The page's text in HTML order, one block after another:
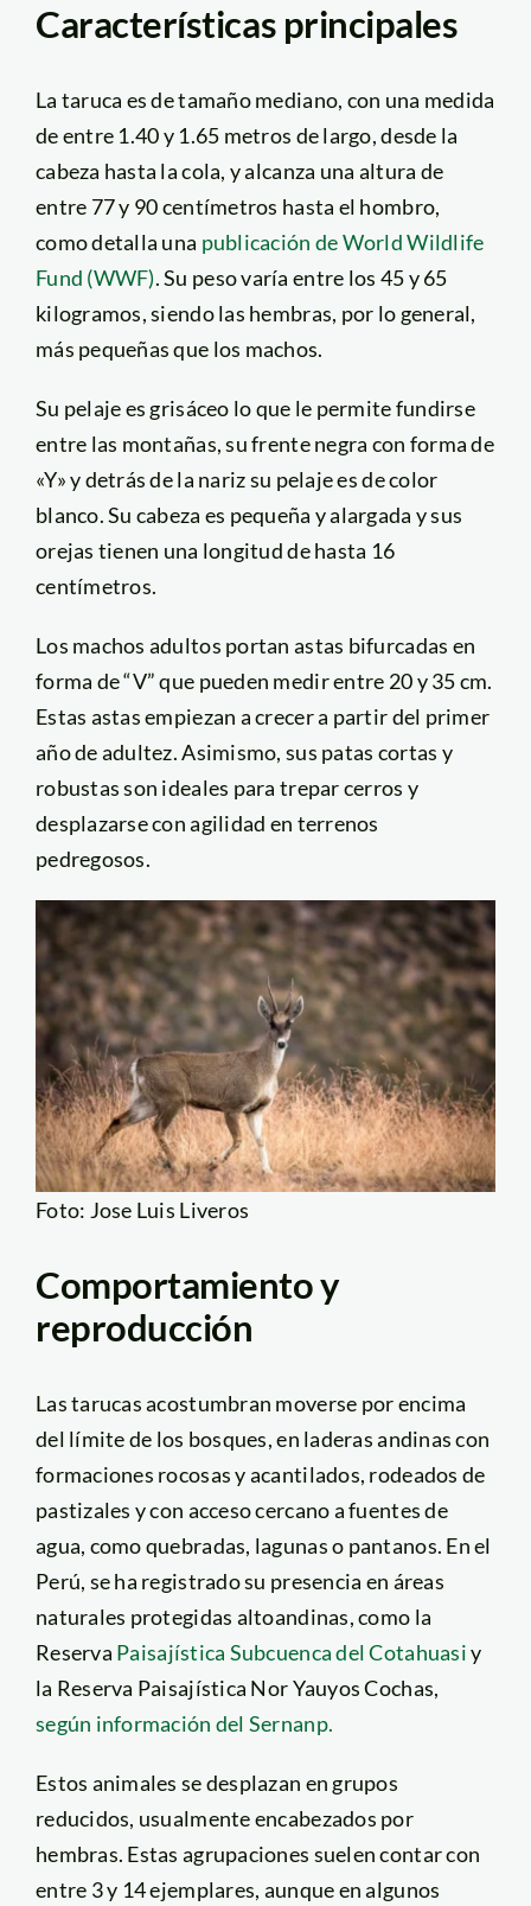
Características principales
La taruca es de tamaño mediano, con una medida
de entre 1.40 y 1.65 metros de largo, desde la
cabeza hasta la cola, y alcanza una altura de
entre 77 y 90 centímetros hasta el hombro,
como detalla una publicación de World Wildlife
Fund (WWF). Su peso varía entre los 45 y 65
kilogramos, siendo las hembras, por lo general,
más pequeñas que los machos.
Su pelaje es grisáceo lo que le permite fundirse
entre las montañas, su frente negra con forma de
«Y» y detrás de la nariz su pelaje es de color
blanco. Su cabeza es pequeña y alargada y sus
orejas tienen una longitud de hasta 16
centímetros.
Los machos adultos portan astas bifurcadas en
forma de “V” que pueden medir entre 20 y 35 cm.
Estas astas empiezan a crecer a partir del primer
año de adultez. Asimismo, sus patas cortas y
robustas son ideales para trepar cerros y
desplazarse con agilidad en terrenos
pedregosos.
Foto: Jose Luis Liveros
Comportamiento y
reproducción
Las tarucas acostumbran moverse por encima
del límite de los bosques, en laderas andinas con
formaciones rocosas y acantilados, rodeados de
pastizales y con acceso cercano a fuentes de
agua, como quebradas, lagunas o pantanos. En el
Perú, se ha registrado su presencia en áreas
naturales protegidas altoandinas, como la
Reserva Paisajística Subcuenca del Cotahuasiy
la Reserva Paisajística Nor Yauyos Cochas,
según información del Sernanp.
Estos animales se desplazan en grupos
reducidos, usualmente encabezados por
hembras. Estas agrupaciones suelen contar con
entre 3 y 14 ejemplares, aunque en algunos